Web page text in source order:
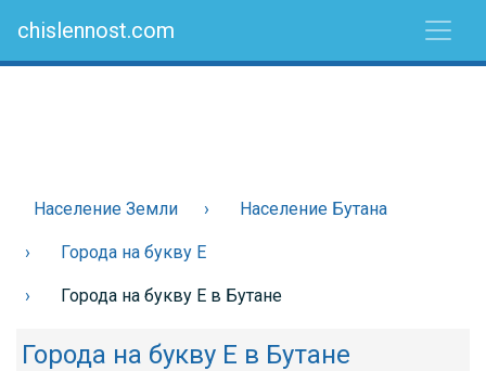
chislennost.com
Население Земли Население Бутана
Города на букву Е
Города на букву Е в Бутане
Города на букву Е в Бутане